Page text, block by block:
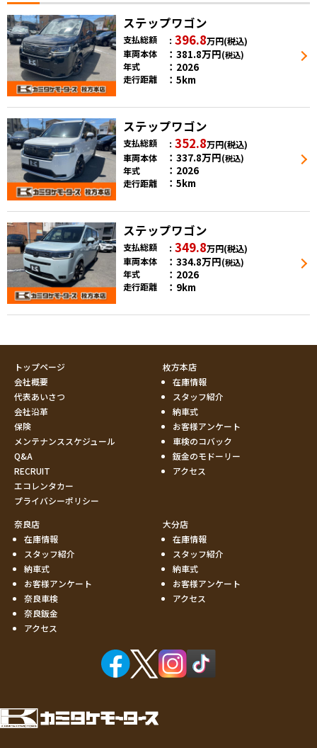
ステップワゴン
支払総額 396.8万円(税込)
車両本体
381.8万円(税込)
年式 2026
走行距離 5km
ステップワゴン
支払総額 352.8万円(税込)
車両本体
337.8万円(税込)
年式 2026
走行距離 5km
ステップワゴン
支払総額 349.8万円(税込)
車両本体
334.8万円(税込)
年式 2026
走行距離 9km
トップページ
会社概要
代表あいさつ
会社沿革
保険
メンテナンススケジュール
Q&A
RECRUIT
エコレンタカー
プライバシーポリシー
枚方本店
在庫情報
スタッフ紹介
納車式
お客様アンケート
車検のコバック
鈑金のモドーリー
アクセス
奈良店
在庫情報
スタッフ紹介
納車式
お客様アンケート
奈良車検
奈良鈑金
アクセス
大分店
在庫情報
スタッフ紹介
納車式
お客様アンケート
アクセス